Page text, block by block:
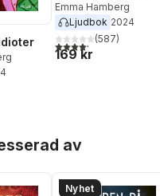
Totalt antal röster:
Emma Hamberg
Ljudbok 2024
4,2utav 5 stjärnor.
(587)
169 kr
av
Nyhet